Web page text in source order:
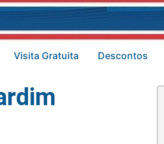
Visita Gratuita Descontos